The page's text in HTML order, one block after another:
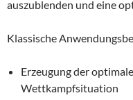
auszublenden und eine
Klassische
Erzeugung der
Wettkampfsituation